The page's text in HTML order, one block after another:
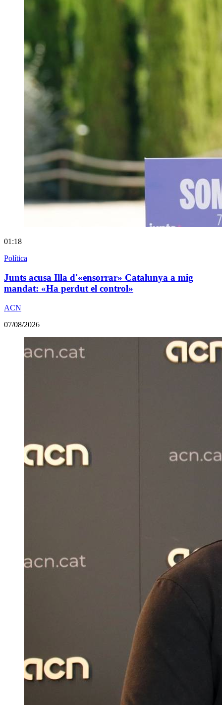
01:18
Política
Junts acusa Illa d'«ensorrar» Catalunya a mig
mandat: «Ha perdut el control»
ACN
07/08/2026